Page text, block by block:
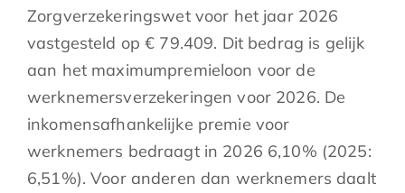
Zorgverzekeringswet voor het jaar 2026
vastgesteld op € 79.409. Dit bedrag is gelijk
aan het maximumpremieloon voor de
werknemersverzekeringen voor 2026. De
inkomensafhankelijke premie voor
werknemers bedraagt in 2026 6,10% (2025:
6,51%). Voor anderen dan werknemers daalt